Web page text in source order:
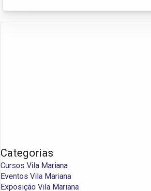
Categorias
Cursos Vila Mariana
Eventos Vila Mariana
Exposição Vila Mariana